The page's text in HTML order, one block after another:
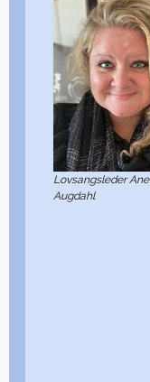
Lovsangsleder
Augdahl